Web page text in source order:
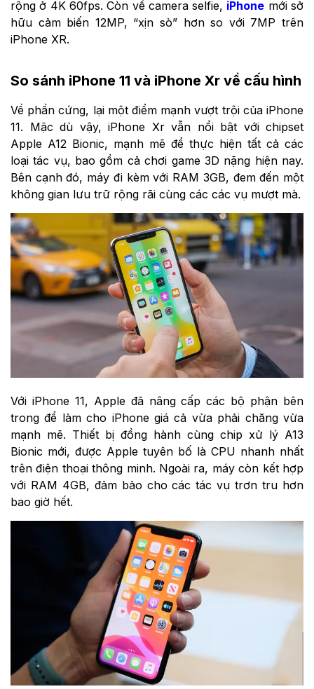
rộng ở 4K 60fps. Còn về camera selfie, iPhone mới sở
hữu cảm biến 12MP, “xịn sò” hơn so với 7MP trên
iPhone XR.
So sánh iPhone 11 và iPhone Xr về cấu hình
Về phần cứng, lại một điểm mạnh vượt trội của iPhone
11. Mặc dù vậy, iPhone Xr vẫn nổi bật với chipset
Apple A12 Bionic, mạnh mẽ để thực hiện tất cả các
loại tác vụ, bao gồm cả chơi game 3D nặng hiện nay.
Bên cạnh đó, máy đi kèm với RAM 3GB, đem đến một
không gian lưu trữ rộng rãi cùng các các vụ mượt mà.
Với iPhone 11, Apple đã nâng cấp các bộ phận bên
trong để làm cho iPhone giá cả vừa phải chăng vừa
mạnh mẽ. Thiết bị đồng hành cùng chip xử lý A13
Bionic mới, được Apple tuyên bố là CPU nhanh nhất
trên điện thoại thông minh. Ngoài ra, máy còn kết hợp
với RAM 4GB, đảm bảo cho các tác vụ trơn tru hơn
bao giờ hết.